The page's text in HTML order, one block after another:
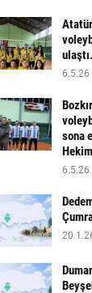
ulaştı.
6.5.26
sona
6.5.26